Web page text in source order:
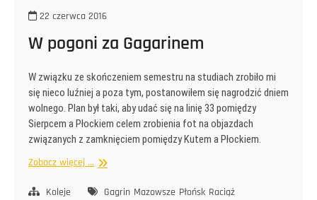
22 czerwca 2016
W pogoni za Gagarinem
W związku ze skończeniem semestru na studiach zrobiło mi
się nieco luźniej a poza tym, postanowiłem się nagrodzić dniem
wolnego. Plan był taki, aby udać się na linię 33 pomiędzy
Sierpcem a Płockiem celem zrobienia fot na objazdach
związanych z zamknięciem pomiędzy Kutem a Płockiem.
Zobacz więcej ... W
za
Koleje Gagrin Mazowsze Płońsk Raciąż